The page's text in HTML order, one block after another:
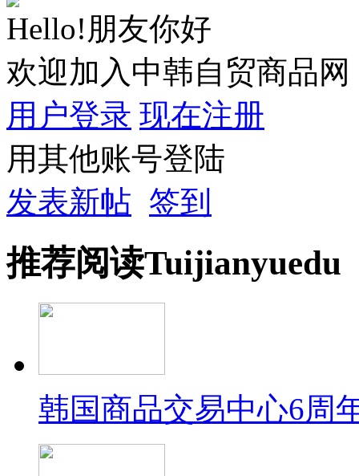
Hello!朋友你好
欢迎加入中韩自贸商品网
用户登录 现在注册
用其他账号登陆
发表新帖 签到
推荐阅读Tuijianyuedu
韩国商品交易中心6周